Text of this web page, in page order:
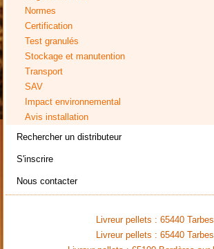
Normes
Certification
Test granulés
Stockage et manutention
Transport
SAV
Impact environnemental
Avis installation
Rechercher un distributeur
S'inscrire
Nous contacter
Livreur pellets : 65440 Tarbes
Livreur pellets : 65440 Tarbes